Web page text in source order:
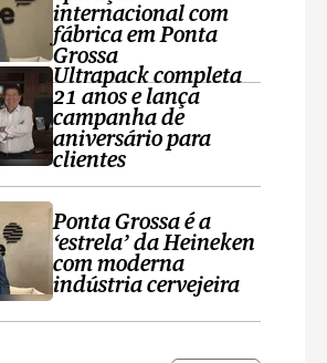
internacional com
fábrica em Ponta
Grossa
Ultrapack completa
21 anos e lança
campanha de
aniversário para
clientes
Ponta Grossa é a
‘estrela’ da Heineken
com moderna
indústria cervejeira